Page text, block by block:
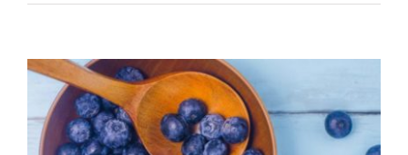
View
Larger
Image